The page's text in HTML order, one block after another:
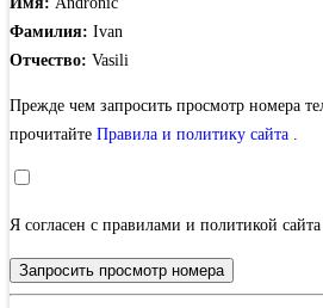
Фамилия: Ivan
Отчество: Vasili
Прежде чем запросить просмотр номера
прочитайте Правила и политику сайта .
Я согласен с правилами и политикой сайта
Запросить просмотр номера